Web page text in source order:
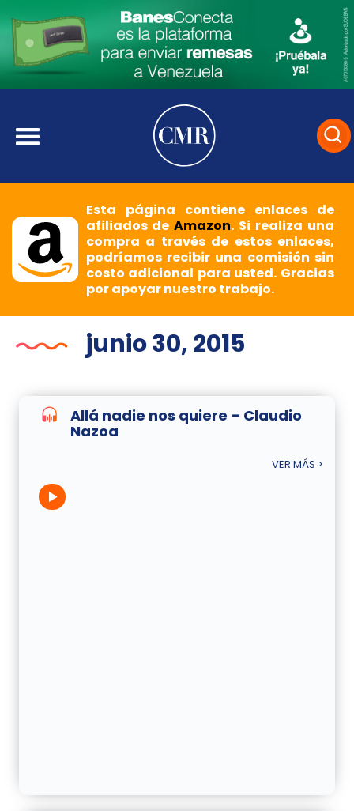
Esta página contiene enlaces de
afiliados deAmazon. Si realiza una
compra a través de estos enlaces,
podríamos recibir una comisión sin
costo adicional para usted. Gracias
por apoyar nuestro trabajo.
junio 30, 2015
Allá nadie nos quiere – Claudio
Nazoa
VER MÁS >